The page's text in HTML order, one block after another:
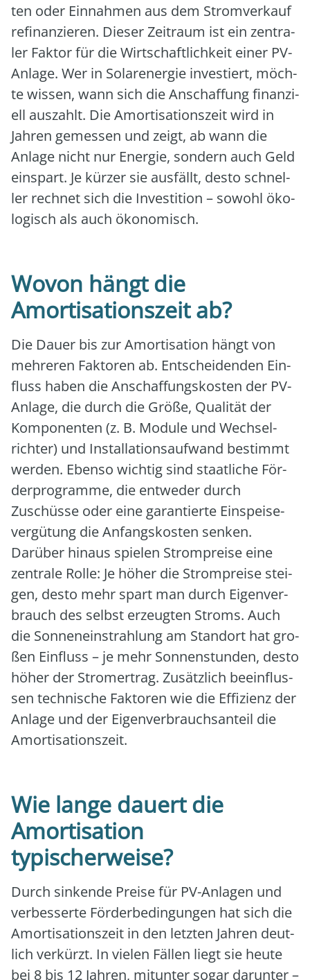
ten oder Ein­nah­men aus dem Strom­ver­kauf
refi­nan­zie­ren. Die­ser Zeit­raum ist ein zen­tra­
ler Fak­tor für die Wirt­schaft­lich­keit einer PV-
Anla­ge. Wer in Solar­ener­gie inves­tiert, möch­
te wis­sen, wann sich die Anschaf­fung finan­zi­
ell aus­zahlt. Die Amor­ti­sa­ti­ons­zeit wird in
Jah­ren gemes­sen und zeigt, ab wann die
Anla­ge nicht nur Ener­gie, son­dern auch Geld
ein­spart. Je kür­zer sie aus­fällt, des­to schnel­
ler rech­net sich die Inves­ti­ti­on – sowohl öko­
lo­gisch als auch öko­no­misch.
Wovon hängt die
Amortisationszeit ab?
Die Dau­er bis zur Amor­ti­sa­ti­on hängt von
meh­re­ren Fak­to­ren ab. Ent­schei­den­den Ein­
fluss haben die Anschaf­fungs­kos­ten der PV-
Anla­ge, die durch die Grö­ße, Qua­li­tät der
Kom­po­nen­ten (z. B. Modu­le und Wech­sel­
rich­ter) und Instal­la­ti­ons­auf­wand bestimmt
wer­den. Eben­so wich­tig sind staat­li­che För­
der­pro­gram­me, die ent­we­der durch
Zuschüs­se oder eine garan­tier­te Ein­spei­se­
ver­gü­tung die Anfangs­kos­ten sen­ken.
Dar­über hin­aus spie­len Strom­prei­se eine
zen­tra­le Rol­le: Je höher die Strom­prei­se stei­
gen, des­to mehr spart man durch Eigen­ver­
brauch des selbst erzeug­ten Stroms. Auch
die Son­nen­ein­strah­lung am Stand­ort hat gro­
ßen Ein­fluss – je mehr Son­nen­stun­den, des­to
höher der Strom­ertrag. Zusätz­lich beein­flus­
sen tech­ni­sche Fak­to­ren wie die Effi­zi­enz der
Anla­ge und der Eigen­ver­brauchs­an­teil die
Amor­ti­sa­ti­ons­zeit.
Wie lange dauert die
Amortisation
typischerweise?
Durch sin­ken­de Prei­se für PV-Anla­gen und
ver­bes­ser­te För­der­be­din­gun­gen hat sich die
Amor­ti­sa­ti­ons­zeit in den letz­ten Jah­ren deut­
lich ver­kürzt. In vie­len Fäl­len liegt sie heu­te
bei 8 bis 12 Jah­ren, mit­un­ter sogar dar­un­ter –